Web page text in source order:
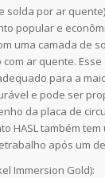
solda por ar
popular e
uma camada de
ar quente.
para a
e pode ser
da placa de
HASL também
após um
Immersion Gold):